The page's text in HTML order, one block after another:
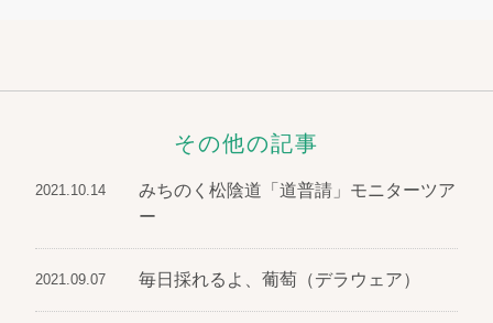
その他の記事
2021.10.14
みちのく松陰道「道普請」モニターツア
ー
2021.09.07 毎日採れるよ、葡萄（デラウェア）